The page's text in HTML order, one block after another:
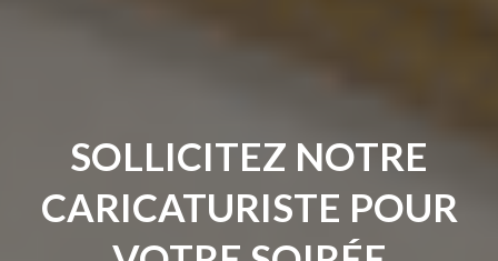
SOLLICITEZ NOTRE
CARICATURISTE POUR